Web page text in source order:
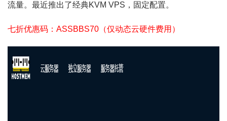
流量。最近推出了经典KVM VPS，固定配置。
七折优惠码：ASSBBS70（仅动态云硬件费用）